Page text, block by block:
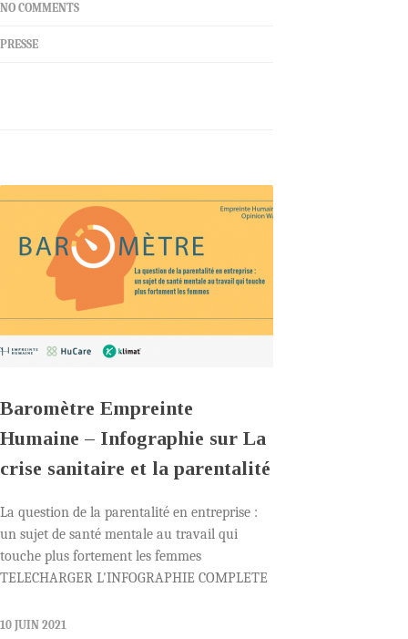
NO COMMENTS
PRESSE
Baromètre Empreinte
Humaine – Infographie sur La
crise sanitaire et la parentalité
La question de la parentalité en entreprise :
un sujet de santé mentale au travail qui
touche plus fortement les femmes
TELECHARGER L'INFOGRAPHIE COMPLETE
10 JUIN 2021